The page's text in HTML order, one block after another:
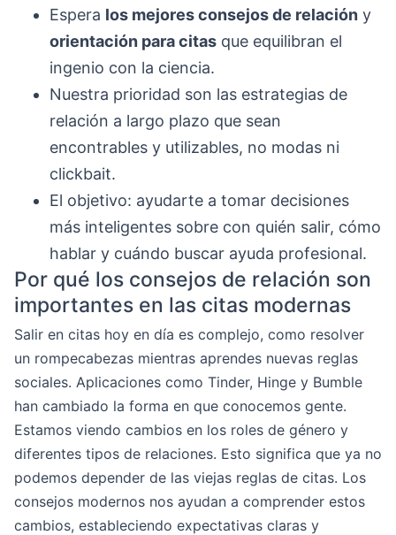
Espera los mejores consejos de relación y
orientación para citas que equilibran el
ingenio con la ciencia.
Nuestra prioridad son las estrategias de
relación a largo plazo que sean
encontrables y utilizables, no modas ni
clickbait.
El objetivo: ayudarte a tomar decisiones
más inteligentes sobre con quién salir, cómo
hablar y cuándo buscar ayuda profesional.
Por qué los consejos de relación son
importantes en las citas modernas
Salir en citas hoy en día es complejo, como resolver
un rompecabezas mientras aprendes nuevas reglas
sociales. Aplicaciones como Tinder, Hinge y Bumble
han cambiado la forma en que conocemos gente.
Estamos viendo cambios en los roles de género y
diferentes tipos de relaciones. Esto significa que ya no
podemos depender de las viejas reglas de citas. Los
consejos modernos nos ayudan a comprender estos
cambios, estableciendo expectativas claras y